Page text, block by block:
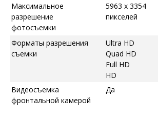
Максимальное
разрешение
фотосъемки
5963 x 3354
пикселей
Форматы разрешения
съемки
Ultra HD
Quad HD
Full HD
HD
Видеосъемка
фронтальной камерой
Да